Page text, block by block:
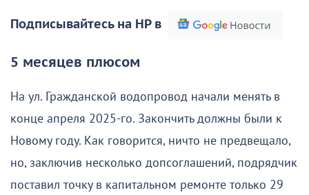
Подписывайтесь на НР в
5 месяцев плюсом
На ул. Гражданской водопровод начали менять в
конце апреля 2025-го. Закончить должны были к
Новому году. Как говорится, ничто не предвещало,
но, заключив несколько допсоглашений, подрядчик
поставил точку в капитальном ремонте только 29